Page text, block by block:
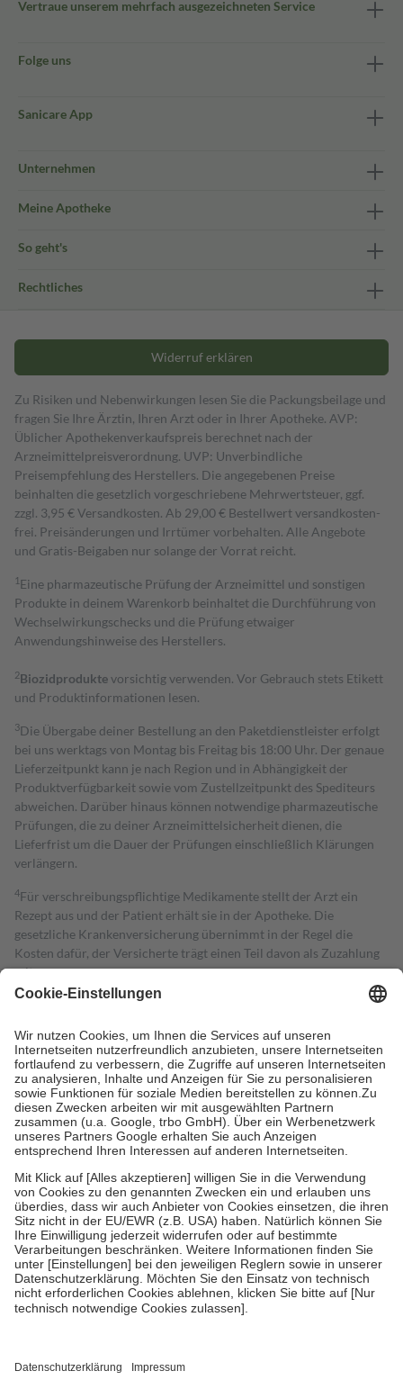
Vertraue unserem mehrfach ausgezeichneten Service
Folge uns
Sanicare App
Unternehmen
Meine Apotheke
So geht's
Rechtliches
Widerruf erklären
Zu Risiken und Nebenwirkungen lesen Sie die Packungsbeilage und
fragen Sie Ihre Ärztin, Ihren Arzt oder in Ihrer Apotheke. AVP:
Üblicher Apothekenverkaufspreis berechnet nach der
Arzneimittelpreisverordnung. UVP: Unverbindliche
Preisempfehlung des Herstellers. Die angegebenen Preise
beinhalten die gesetzlich vorgeschriebene Mehrwertsteuer, ggf.
zzgl. 3,95 € Versandkosten. Ab 29,00 € Bestell­wert versand­kosten­
frei. Preisänderungen und Irrtümer vorbehalten. Alle Angebote
und Gratis-Beigaben nur solange der Vorrat reicht.
1 Eine pharmazeutische Prüfung der Arzneimittel und sonstigen
Produkte in deinem Warenkorb beinhaltet die Durchführung von
Wechselwirkungschecks und die Prüfung etwaiger
Anwendungshinweise des Herstellers.
2Biozidproduktevorsichtig verwenden. Vor Gebrauch stets Etikett
und Produktinformationen lesen.
3Die Übergabe deiner Bestellung an den Paketdienstleister erfolgt
bei uns werktags von Montag bis Freitag bis 18:00 Uhr. Der genaue
Lieferzeitpunkt kann je nach Region und in Abhängigkeit der
Produktverfügbarkeit sowie vom Zustellzeitpunkt des Spediteurs
abweichen. Darüber hinaus können notwendige pharmazeutische
Prüfungen, die zu deiner Arzneimittelsicherheit dienen, die
Lieferfrist um die Dauer der Prüfungen einschließlich Klärungen
verlängern.
4Für verschreibungspflichtige Medikamente stellt der Arzt ein
Rezept aus und der Patient erhält sie in der Apotheke. Die
gesetzliche Krankenversicherung übernimmt in der Regel die
Kosten dafür, der Versicherte trägt einen Teil davon als Zuzahlung
mit.
Grundsätzlich leisten Mitglieder Zuzahlungen in Höhe von zehn
höchstens zehn Euro.
Es sind jedoch nie mehr als die tatsächlichen
Kosten der Leistung zu entrichten.
Diese Regeln gelten grundsätzlich auch für Online-Apotheken.
Bei Heilmitteln und häuslicher Krankenpflege beträgt die
Zuzahlung zehn Prozent der Kosten sowie zehn Euro je
Verordnung.
Um das Engagement der Versicherten für ihre eigene Gesundheit zu
stärken und die besondere Stellung der Familie zu unterstützen,
fallenkeine Zuzahlungenan bei:
• Kindern und Jugendlichen bis zum vollendeten 18. Lebensjahr
mit Ausnahme der Fahrkosten
• Untersuchungen zur Vorsorge und Früherkennung, die von der
GKV getragen werden
• empfohlenen Schutzimpfungen
• Harn- und Blutteststreifen
getroffen, um sicherzustellen, dass es sich um echte Bewertungen